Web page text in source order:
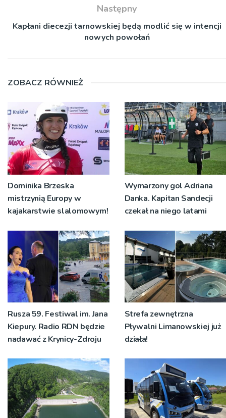
Następny
Kapłani diecezji tarnowskiej będą modlić się w intencji
nowych powołań
ZOBACZ RÓWNIEŻ
Dominika Brzeska
mistrzynią Europy w
kajakarstwie slalomowym!
Wymarzony gol Adriana
Danka. Kapitan Sandecji
czekał na niego latami
Rusza 59. Festiwal im. Jana
Kiepury. Radio RDN będzie
nadawać z Krynicy-Zdroju
Strefa zewnętrzna
Pływalni Limanowskiej już
działa!